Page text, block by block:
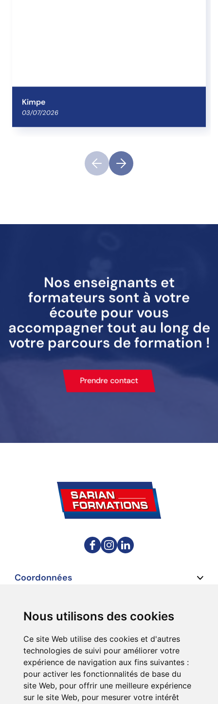
Nous utilisons des cookies
Ce site Web utilise des cookies et d'autres
technologies de suivi pour améliorer votre
expérience de navigation aux fins suivantes :
pour activer les fonctionnalités de base du
site Web, pour offrir une meilleure expérience
sur le site Web, pour mesurer votre intérêt
Formations
Code en ligne
Nos permis
Permis C1 et C1E
Nos formations titres professionnels
Nos agences
Nous situer
Recrutement
Actualités
Avis des stagiaires
Kimpe
03/07/2026
Nos enseignants et
formateurs sont à votre
écoute pour vous
accompagner tout au long de
votre parcours de formation !
Prendre contact
Coordonnées
Pages du site
Nos formations